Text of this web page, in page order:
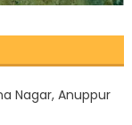
Nagar, Anuppur